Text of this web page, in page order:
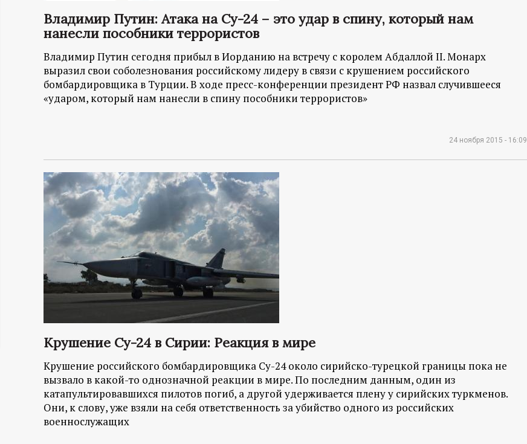
Н
-
и
о
р
м
а
ц
и
о
н
н
Владимир Путин: Атака на Су-24 – это удар в спину, который нам
нанесли пособники террористов
Владимир Путин сегодня прибыл в Иорданию на встречу с королем Абдаллой II. Монарх
выразил свои соболезнования российскому лидеру в связи с крушением российского
бомбардировщика в Турции. В ходе пресс-конференции президент РФ назвал случившееся
«ударом, который нам нанесли в спину пособники террористов»
24 ноября 2015 - 16:09
Крушение Су-24 в Сирии: Реакция в мире
Крушение российского бомбардировщика Су-24 около сирийско-турецкой границы пока не
вызвало в какой-то однозначной реакции в мире. По последним данным, один из
катапультировавшихся пилотов погиб, а другой удерживается плену у сирийских туркменов.
Они, к слову, уже взяли на себя ответственность за убийство одного из российских
военнослужащих